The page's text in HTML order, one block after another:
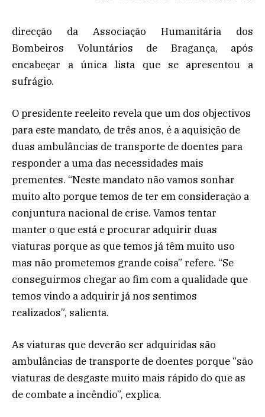
direcção da Associação Humanitária dos
Bombeiros Voluntários de Bragança, após
encabeçar a única lista que se apresentou a
sufrágio.
O presidente reeleito revela que um dos objectivos
para este mandato, de três anos, é a aquisição de
duas ambulâncias de transporte de doentes para
responder a uma das necessidades mais
prementes. “Neste mandato não vamos sonhar
muito alto porque temos de ter em consideração a
conjuntura nacional de crise. Vamos tentar
manter o que está e procurar adquirir duas
viaturas porque as que temos já têm muito uso
mas não prometemos grande coisa” refere. “Se
conseguirmos chegar ao fim com a qualidade que
temos vindo a adquirir já nos sentimos
realizados”, salienta.
As viaturas que deverão ser adquiridas são
ambulâncias de transporte de doentes porque “são
viaturas de desgaste muito mais rápido do que as
de combate a incêndio”, explica.